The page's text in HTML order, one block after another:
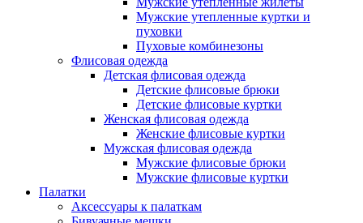
Мужские утепленные куртки и
пуховки
Пуховые комбинезоны
Флисовая одежда
Детская флисовая одежда
Детские флисовые брюки
Детские флисовые куртки
Женская флисовая одежда
Женские флисовые куртки
Мужская флисовая одежда
Мужские флисовые брюки
Мужские флисовые куртки
Палатки
Аксессуары к палаткам